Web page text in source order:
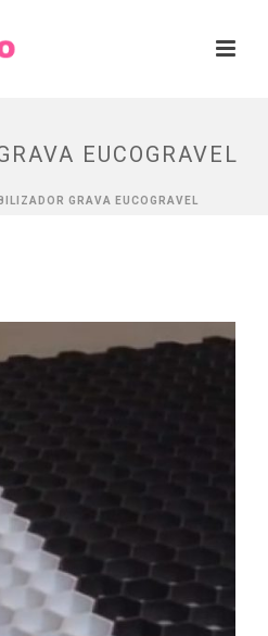
EUCOGRAVEL
GRAVA EUCOGRAVEL